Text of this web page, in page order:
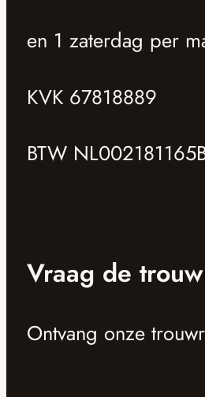
en 1 zaterdag per
KVK 67818889
BTW
Vraag de
Ontvang onze